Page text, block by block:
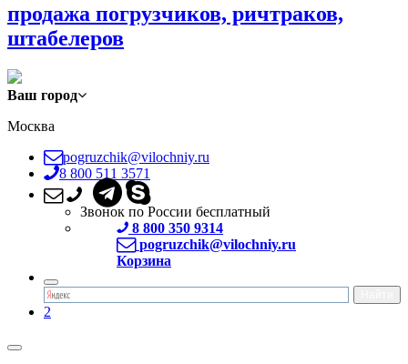
продажа погрузчиков, ричтраков,
штабелеров
Ваш город
Москва
pogruzchik@vilochniy.ru
8 800 511 3571
Звонок по России бесплатный
8 800 350 9314
pogruzchik@vilochniy.ru
Корзина
2